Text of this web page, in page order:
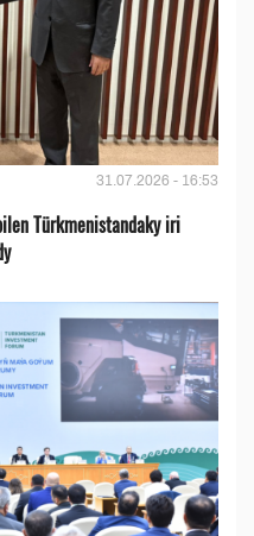
31.07.2026 - 16:53
Türkmenistandaky iri